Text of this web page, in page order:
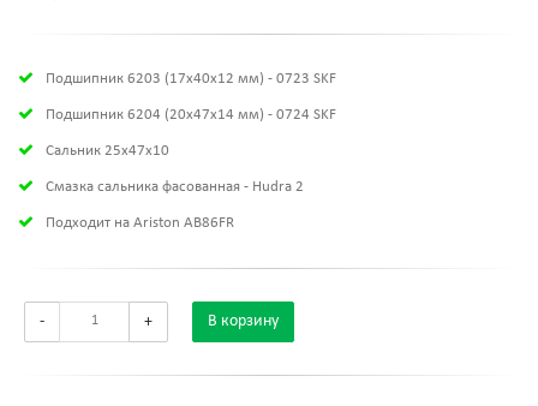
Подшипник 6203 (17х40х12 мм) - 0723 SKF
Подшипник 6204 (20х47х14 мм) - 0724 SKF
Сальник 25x47x10
Смазка сальника фасованная - Hudra 2
Подходит на Ariston AB86FR
- + В корзину